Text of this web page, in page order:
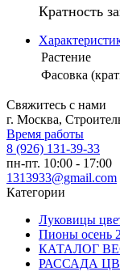
Кратность
Растение
Фасовка
Свяжитесь с нами
г. Москва,
Время работы
8 (926) 131-39-33
пн-пт. 10:00 - 17:00
1313933@gmail.com
Категории
Луковицы
Пионы осень
КАТАЛОГ
РАССАДА